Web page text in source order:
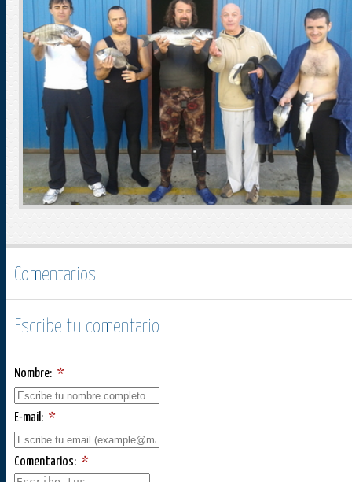
Comentarios
Escribe tu comentario
Nombre: *
E-mail: *
Comentarios: *